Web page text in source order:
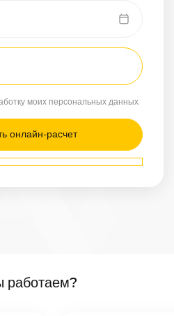
моих персональных данных
работаем?